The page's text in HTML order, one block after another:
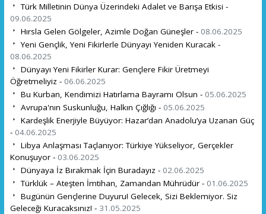
Türk Milletinin Dünya Üzerindeki Adalet ve Barışa Etkisi -
09.06.2025
Hırsla Gelen Gölgeler, Azimle Doğan Güneşler - 08.06.2025
Yeni Gençlik, Yeni Fikirlerle Dünyayı Yeniden Kuracak -
08.06.2025
Dünyayı Yeni Fikirler Kurar: Gençlere Fikir Üretmeyi
Öğretmeliyiz - 06.06.2025
Bu Kurban, Kendimizi Hatırlama Bayramı Olsun - 05.06.2025
Avrupa'nın Suskunluğu, Halkın Çığlığı - 05.06.2025
Kardeşlik Enerjiyle Büyüyor: Hazar’dan Anadolu’ya Uzanan Güç
- 04.06.2025
Libya Anlaşması Taçlanıyor: Türkiye Yükseliyor, Gerçekler
Konuşuyor - 03.06.2025
Dünyaya İz Bırakmak İçin Buradayız - 02.06.2025
Türklük – Ateşten İmtihan, Zamandan Mührüdür - 01.06.2025
Bugünün Gençlerine Duyuru! Gelecek, Sizi Beklemiyor. Siz
Geleceği Kuracaksınız! - 31.05.2025